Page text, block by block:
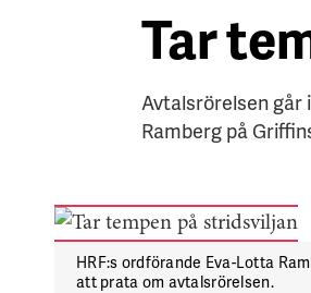
Tar
Avtalsrörelsen går
Ramberg på
HRF:s ordförande Eva-Lotta
att prata om avtalsrörelsen.